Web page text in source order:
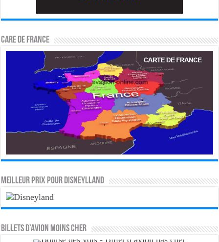
CARE DE FRANCE
MEILLEUR PRIX POUR DISNEYLLAND
Billets d’avion moins cher